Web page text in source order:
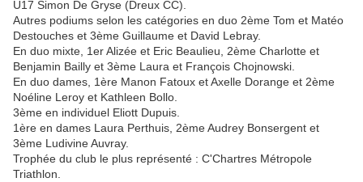
U17 Simon De Gryse (Dreux CC).
Autres podiums selon les catégories en duo 2ème Tom et Matéo
Destouches et 3ème Guillaume et David Lebray.
En duo mixte, 1er Alizée et Eric Beaulieu, 2ème Charlotte et
Benjamin Bailly et 3ème Laura et François Chojnowski.
En duo dames, 1ère Manon Fatoux et Axelle Dorange et 2ème
Noéline Leroy et Kathleen Bollo.
3ème en individuel Eliott Dupuis.
1ère en dames Laura Perthuis, 2ème Audrey Bonsergent et
3ème Ludivine Auvray.
Trophée du club le plus représenté : C'Chartres Métropole
Triathlon.